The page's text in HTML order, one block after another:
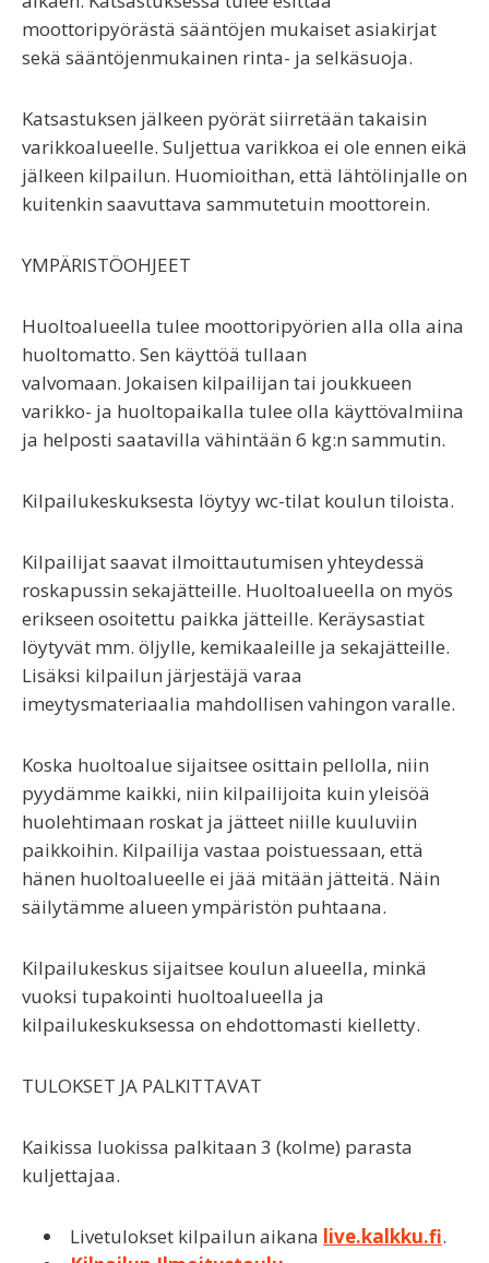
moottoripyörästä sääntöjen mukaiset asiakirjat
sekä sääntöjenmukainen rinta- ja selkäsuoja.
Katsastuksen jälkeen pyörät siirretään takaisin
varikkoalueelle. Suljettua varikkoa ei ole ennen eikä
jälkeen kilpailun. Huomioithan, että lähtölinjalle on
kuitenkin saavuttava sammutetuin moottorein.
YMPÄRISTÖOHJEET
Huoltoalueella tulee moottoripyörien alla olla aina
huoltomatto. Sen käyttöä tullaan
valvomaan. Jokaisen kilpailijan tai joukkueen
varikko- ja huoltopaikalla tulee olla käyttövalmiina
ja helposti saatavilla vähintään 6 kg:n sammutin.
Kilpailukeskuksesta löytyy wc-tilat koulun tiloista.
Kilpailijat saavat ilmoittautumisen yhteydessä
roskapussin sekajätteille. Huoltoalueella on myös
erikseen osoitettu paikka jätteille. Keräysastiat
löytyvät mm. öljylle, kemikaaleille ja sekajätteille.
Lisäksi kilpailun järjestäjä varaa
imeytysmateriaalia mahdollisen vahingon varalle.
Koska huoltoalue sijaitsee osittain pellolla, niin
pyydämme kaikki, niin kilpailijoita kuin yleisöä
huolehtimaan roskat ja jätteet niille kuuluviin
paikkoihin. Kilpailija vastaa poistuessaan, että
hänen huoltoalueelle ei jää mitään jätteitä. Näin
säilytämme alueen ympäristön puhtaana.
Kilpailukeskus sijaitsee koulun alueella, minkä
vuoksi tupakointi huoltoalueella ja
kilpailukeskuksessa on ehdottomasti kielletty.
TULOKSET JA PALKITTAVAT
Kaikissa luokissa palkitaan 3 (kolme) parasta
kuljettajaa.
Livetulokset kilpailun aikana live.kalkku.fi.